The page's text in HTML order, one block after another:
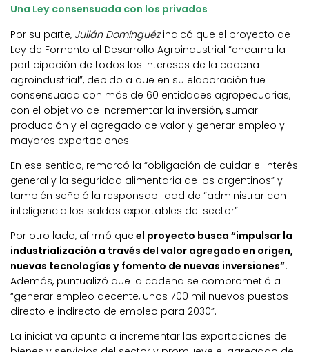
Una Ley consensuada con los privados
Por su parte, Julián Domínguézindicó que el proyecto de
Ley de Fomento al Desarrollo Agroindustrial “encarna la
participación de todos los intereses de la cadena
agroindustrial”, debido a que en su elaboración fue
consensuada con más de 60 entidades agropecuarias,
con el objetivo de incrementar la inversión, sumar
producción y el agregado de valor y generar empleo y
mayores exportaciones.
En ese sentido, remarcó la “obligación de cuidar el interés
general y la seguridad alimentaria de los argentinos” y
también señaló la responsabilidad de “administrar con
inteligencia los saldos exportables del sector”.
Por otro lado, afirmó que el proyecto busca “impulsar la
industrialización a través del valor agregado en origen,
nuevas tecnologías y fomento de nuevas inversiones”.
Además, puntualizó que la cadena se comprometió a
“generar empleo decente, unos 700 mil nuevos puestos
directo e indirecto de empleo para 2030”.
La iniciativa apunta a incrementar las exportaciones de